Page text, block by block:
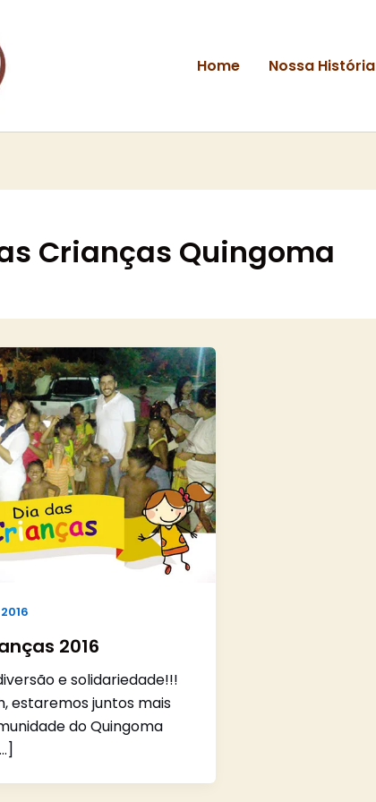
Home Nossa História
Crianças Quingoma
2016
e solidariedade!!!
estaremos juntos mais
do Quingoma